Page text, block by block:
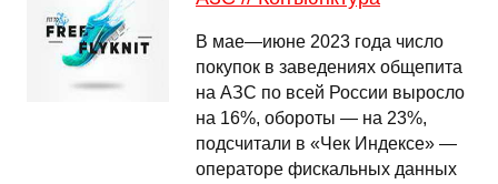
В мае—июне 2023 года число
покупок в заведениях общепита
на АЗС по всей России выросло
на 16%, обороты — на 23%,
подсчитали в «Чек Индексе» —
операторе фискальных данных